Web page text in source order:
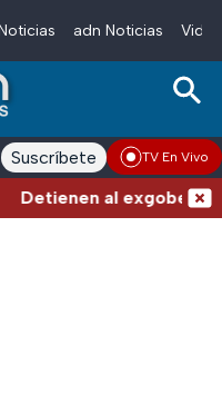
adn Noticias
adn Noticias Radio
Suscríbete TV En Vivo
Detienen al